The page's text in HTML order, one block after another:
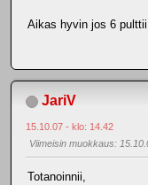
Aikas hyvin jos 6
JariV
15.10.07 - klo: 14.42
Viimeisin muokkaus:
Totanoinnii,